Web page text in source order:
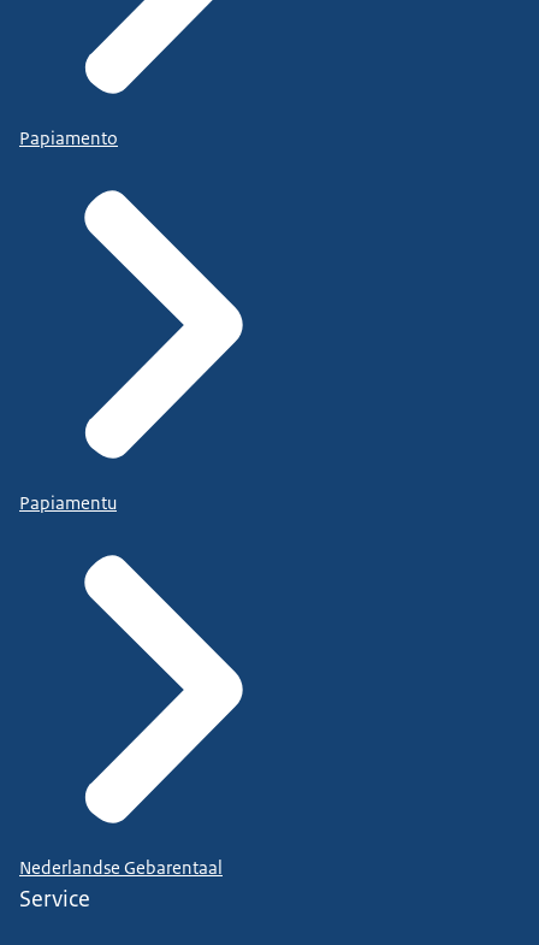
Papiamento
Papiamentu
Nederlandse Gebarentaal
Service